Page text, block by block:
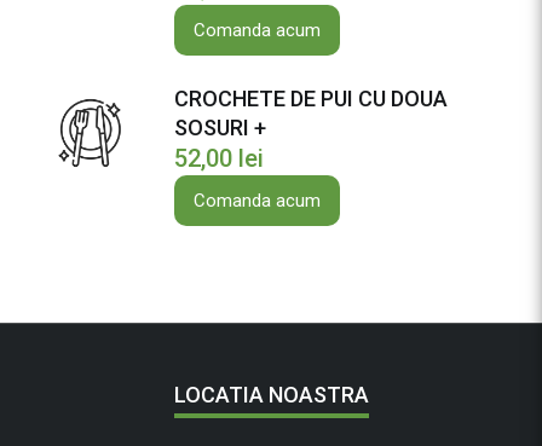
Comanda acum
CROCHETE DE PUI CU DOUA
SOSURI +
52,00 lei
Comanda acum
LOCATIA NOASTRA